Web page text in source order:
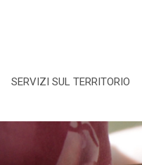
SERVIZI SUL TERRITORIO